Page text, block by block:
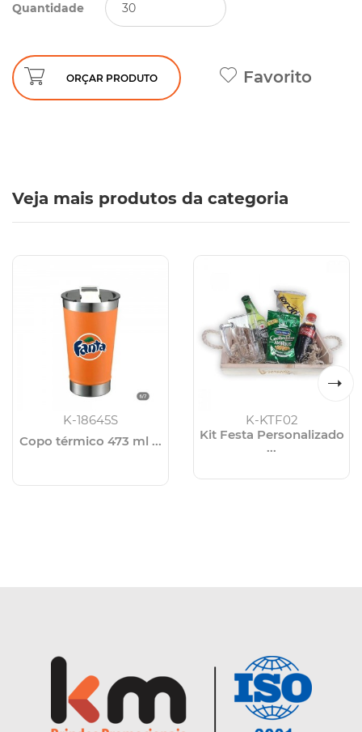
Quantidade
ORÇAR PRODUTO Favorito
Veja mais produtos da categoria
K-18645S
Copo térmico 473 ml ...
K-KTF02
Kit Festa Personalizado
...